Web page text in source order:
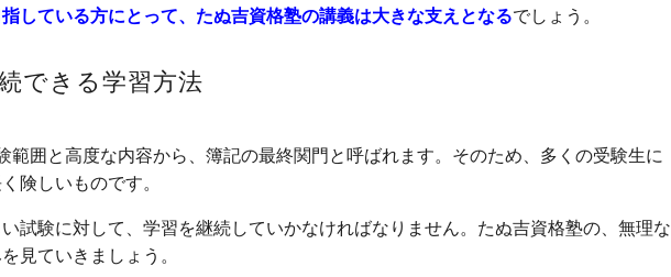
指している方にとって、たぬ吉資格塾の講義は大きな支えとなるでしょう。
できる学習方法
範囲と高度な内容から、簿記の最終関門と呼ばれます。そのため、多くの受験生に
険しいものです。
試験に対して、学習を継続していかなければなりません。たぬ吉資格塾の、無理な
見ていきましょう。